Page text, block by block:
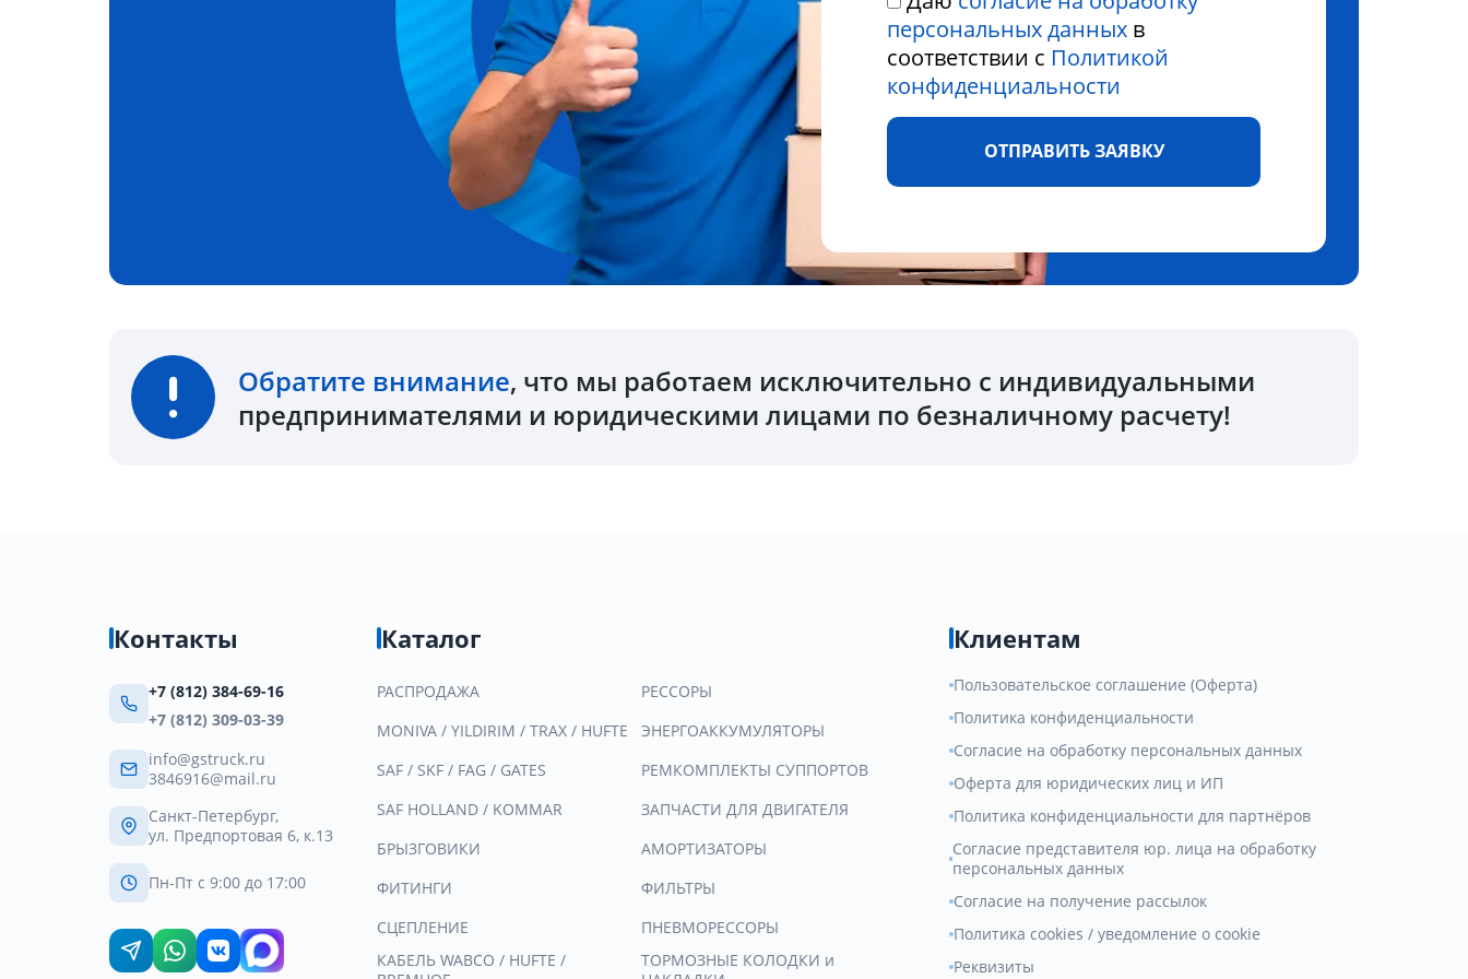
персональных данных в
соответствии с Политикой
конфиденциальности
ОТПРАВИТЬ ЗАЯВКУ
Обратите внимание, что мы работаем исключительно с индивидуальными
предпринимателями и юридическими лицами по безналичному расчету!
Контакты
+7 (812) 384-69-16
+7 (812) 309-03-39
info@gstruck.ru
3846916@mail.ru
Санкт-Петербург,
ул. Предпортовая 6, к.13
Пн-Пт с 9:00 до 17:00
Каталог
РАСПРОДАЖА
MONIVA / YILDIRIM / TRAX / HUFTE
SAF / SKF / FAG / GATES
SAF HOLLAND / KOMMAR
БРЫЗГОВИКИ
ФИТИНГИ
СЦЕПЛЕНИЕ
КАБЕЛЬ WABCO / HUFTE /
РЕССОРЫ
ЭНЕРГОАККУМУЛЯТОРЫ
РЕМКОМПЛЕКТЫ СУППОРТОВ
ЗАПЧАСТИ ДЛЯ ДВИГАТЕЛЯ
АМОРТИЗАТОРЫ
ФИЛЬТРЫ
ПНЕВМОРЕССОРЫ
ТОРМОЗНЫЕ КОЛОДКИ и
Клиентам
Пользовательское соглашение (Оферта)
Политика конфиденциальности
Согласие на обработку персональных данных
Оферта для юридических лиц и ИП
Политика конфиденциальности для партнёров
Согласие представителя юр. лица на обработку
персональных данных
Согласие на получение рассылок
Политика cookies / уведомление о cookie
Реквизиты